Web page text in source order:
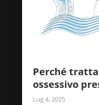
Perché
ossessivo
Lug 4, 2025